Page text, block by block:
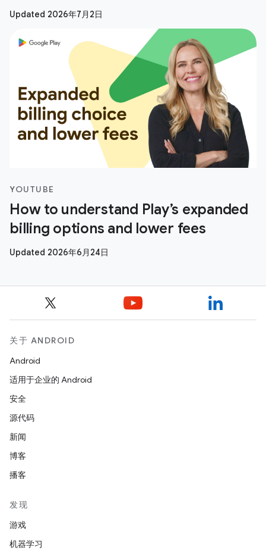
Updated 2026年7月2日
YOUTUBE
How to understand Play’s expanded
billing options and lower fees
Updated 2026年6月24日
关于 ANDROID
Android
适用于企业的 Android
安全
源代码
新闻
博客
播客
发现
游戏
机器学习